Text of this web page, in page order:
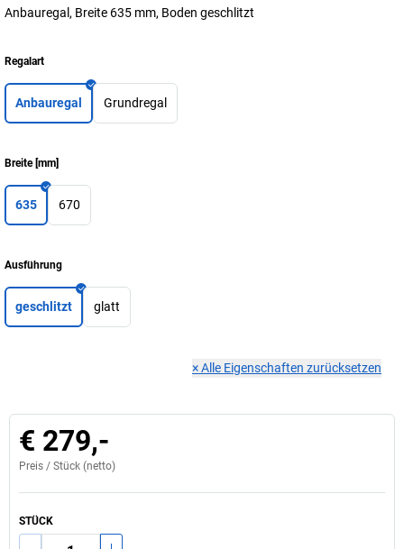
Anbauregal, Breite 635 mm, Boden geschlitzt
Regalart
Anbauregal Grundregal
Breite[mm]
635 670
Ausführung
geschlitzt glatt
×Alle Eigenschaften zurücksetzen
€ 279,-
Preis / Stück (netto)
STÜCK